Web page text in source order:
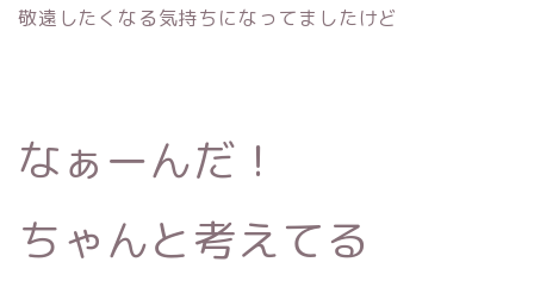
敬遠したくなる気持ちになってましたけど
なぁーんだ！
ちゃんと考えてる